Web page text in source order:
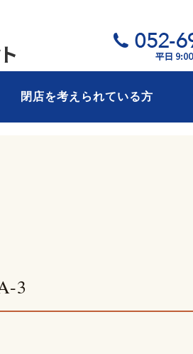
閉店を考えられている方
3